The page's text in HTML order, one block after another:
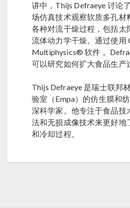
讲中，Thijs Defraeye 讨论
场仿真技术观察软质多孔材
各种对流干燥过程，包括太
流体动力学干燥。通过使用
Multiphysics® 软件，
可以研究如何扩大食品生产
Thijs Defraeye 是瑞士联邦
验室（Empa）的仿生膜和
深科学家。他专注于食品技
法和无损成像技术来更好地
和冷却过程。